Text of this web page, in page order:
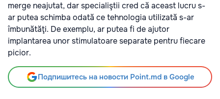
merge neajutat, dar specialiştii cred că aceast lucru s-
ar putea schimba odată ce tehnologia utilizată s-ar
îmbunătăţi. De exemplu, ar putea fi de ajutor
implantarea unor stimulatoare separate pentru fiecare
picior.
Подпишитесь на новости Point.md в Google